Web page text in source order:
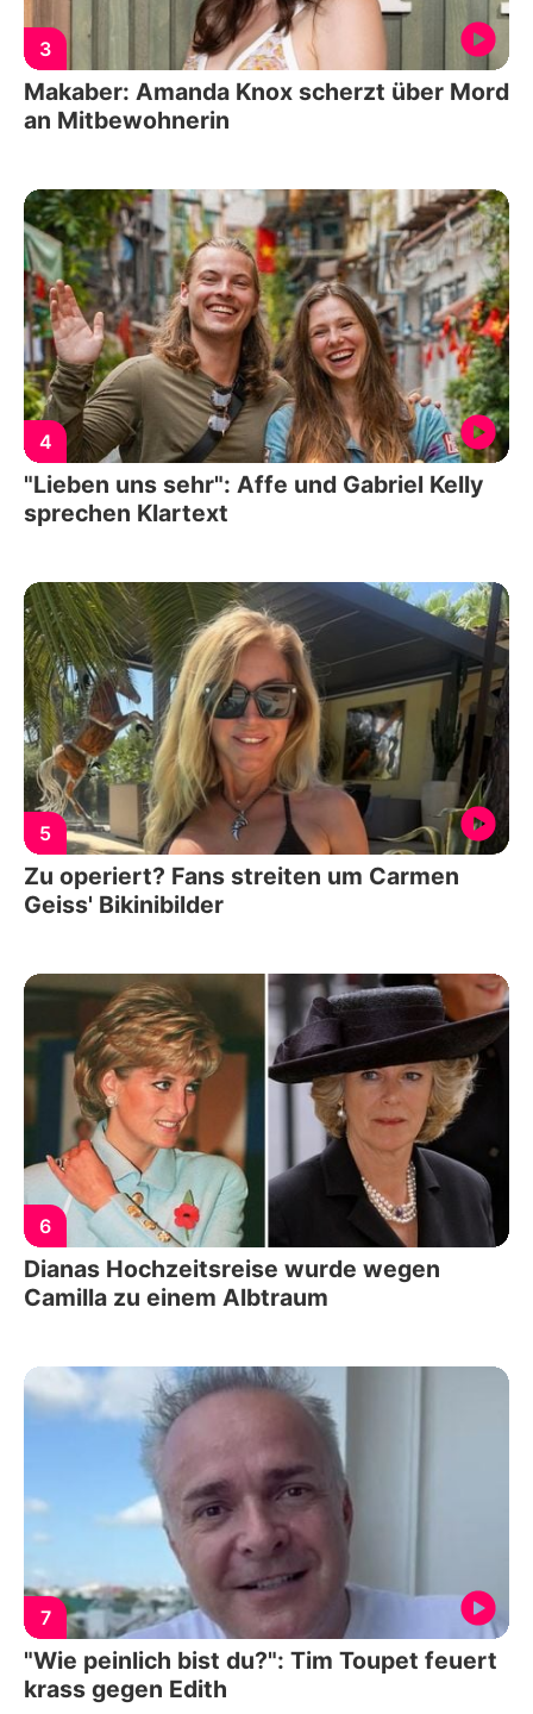
3
Makaber: Amanda Knox scherzt über Mord
an Mitbewohnerin
4
"Lieben uns sehr": Affe und Gabriel Kelly
sprechen Klartext
5
Zu operiert? Fans streiten um Carmen
Geiss' Bikinibilder
6
Dianas Hochzeitsreise wurde wegen
Camilla zu einem Albtraum
7
"Wie peinlich bist du?": Tim Toupet feuert
krass gegen Edith